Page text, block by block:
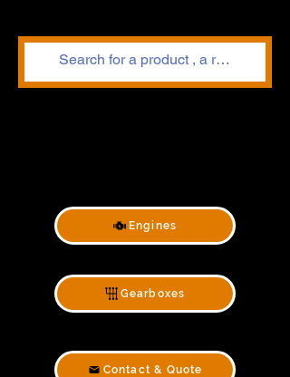
Engines
Gearboxes
Contact & Quote